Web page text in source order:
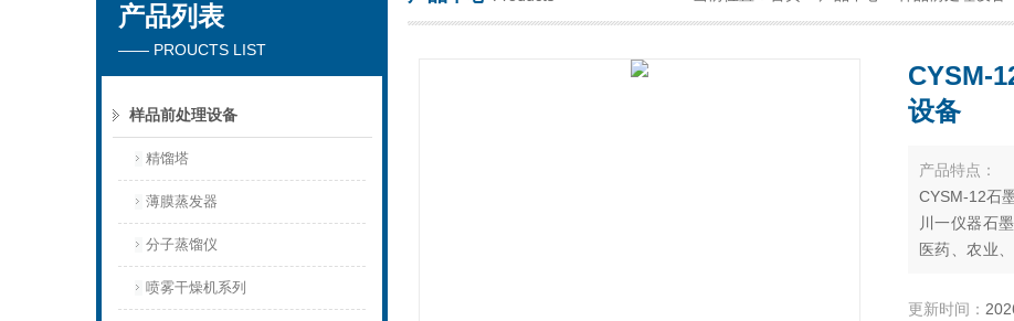
杭州川一实验仪器有限公司
产品列表
—— PROUCTS LIST
样品前处理设备
精馏塔
薄膜蒸发器
分子蒸馏仪
喷雾干燥机系列
CYSM-
设备
产品特点：
CYSM-12石
川一仪器石
医药、农业
品消解处理。
更新时间：